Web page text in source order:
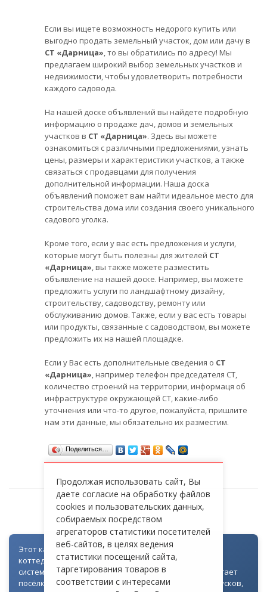
Если вы ищете возможность недорого купить или
выгодно продать земельный участок, дом или дачу в
СТ «Дарница», то вы обратились по адресу! Мы
предлагаем широкий выбор земельных участков и
недвижимости, чтобы удовлетворить потребности
каждого садовода.
На нашей доске объявлений вы найдете подробную
информацию о продаже дач, домов и земельных
участков в СТ «Дарница». Здесь вы можете
ознакомиться с различными предложениями, узнать
цены, размеры и характеристики участков, а также
связаться с продавцами для получения
дополнительной информации. Наша доска
объявлений поможет вам найти идеальное место для
строительства дома или создания своего уникального
садового уголка.
Кроме того, если у вас есть предложения и услуги,
которые могут быть полезны для жителей СТ
«Дарница», вы также можете разместить
объявление на нашей доске. Например, вы можете
предложить услуги по ландшафтному дизайну,
строительству, садоводству, ремонту или
обслуживанию домов. Также, если у вас есть товары
или продукты, связанные с садоводством, вы можете
предложить их на нашей площадке.
Если у Вас есть дополнительные сведения о СТ
«Дарница», например телефон председателя СТ,
количество строений на территории, информаця об
инфраструктуре окружающей СТ, какие-либо
уточнения или что-то другое, пожалуйста, пришлите
нам эти данные, мы обязательно их разместим.
Поделиться…
СТ «ДАРНИЦА»
Этот каталог создан как часть цифровой экосистемы
коттеджных посёлков: для всех объектов доступна
система контроля доступа через Telegram. Она помогает
посёлкам автоматизировать выдачу гостевых пропусков,
Продолжая использовать сайт, Вы
даете согласие на обработку файлов
cookies и пользовательских данных,
собираемых посредством
агрегаторов статистики посетителей
веб-сайтов, в целях ведения
статистики посещений сайта,
таргетирования товаров в
соответствии с интересами